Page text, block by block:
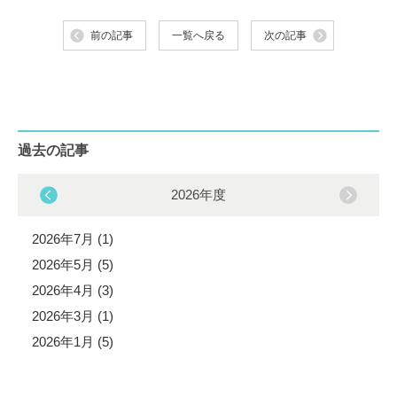
前の記事 一覧へ戻る 次の記事
過去の記事
2026年度
2026年7月 (1)
2026年5月 (5)
2026年4月 (3)
2026年3月 (1)
2026年1月 (5)